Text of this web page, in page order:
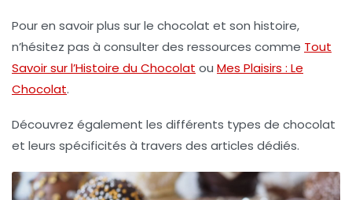
Pour en savoir plus sur le chocolat et son histoire,
n’hésitez pas à consulter des ressources comme Tout
Savoir sur l’Histoire du Chocolat ou Mes Plaisirs : Le
Chocolat.
Découvrez également les différents types de chocolat
et leurs spécificités à travers des articles dédiés.